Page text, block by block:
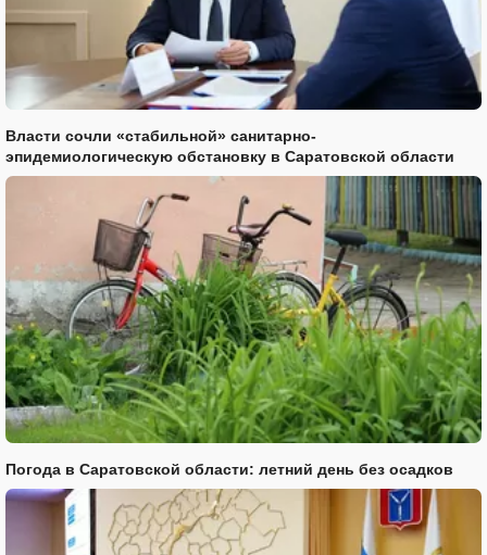
Власти сочли «стабильной» санитарно-
эпидемиологическую обстановку в Саратовской области
Погода в Саратовской области: летний день без осадков